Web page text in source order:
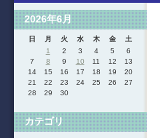
2026年6月
日 月 火 水 木 金
土
1
2 3 4 5
6
7
8 9 10 11 12
13
14
15 16 17 18 19
20
21
22 23 24 25 26
27
28
29 30
カテゴリ